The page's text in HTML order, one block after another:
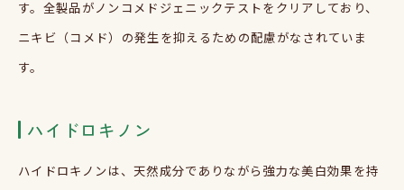
す。全製品がノンコメドジェニックテストをクリアしており、
ニキビ（コメド）の発生を抑えるための配慮がなされていま
す。
ハイドロキノン
ハイドロキノンは、天然成分でありながら強力な美白効果を持